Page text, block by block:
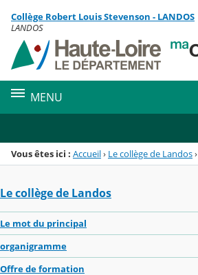
Menu de la rubrique
Contenu
Collège Robert Louis Stevenson - LANDOS
LANDOS
MENU
Vous êtes ici : Accueil› Le collège de Landos›
Le collège de Landos
Le mot du principal
organigramme
Offre de formation